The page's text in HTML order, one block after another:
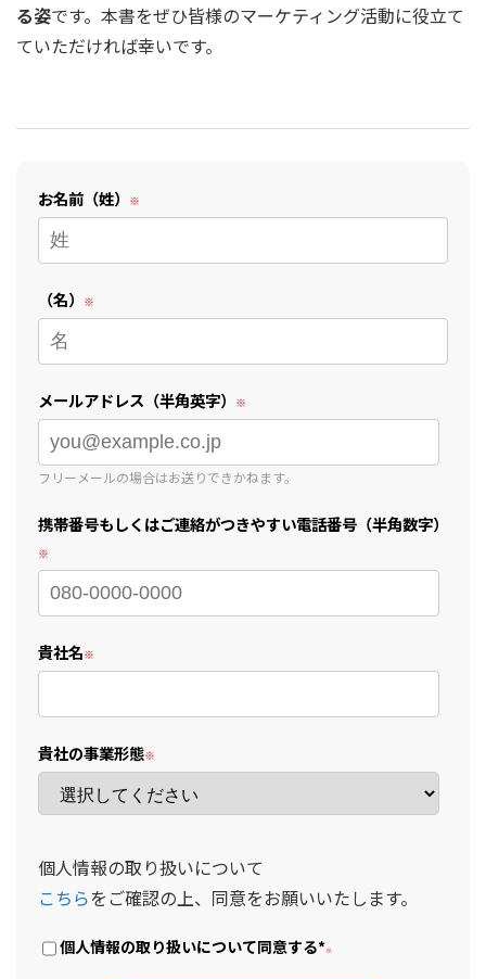
る姿です。本書をぜひ皆様のマーケティング活動に役立て
ていただければ幸いです。
お名前（姓）
（名）
メールアドレス（半角英字）
フリーメールの場合はお送りできかねます。
携帯番号もしくはご連絡がつきやすい電話番号（半角数字）
貴社名
貴社の事業形態
個人情報の取り扱いについて
こちらをご確認の上、同意をお願いいたします。
個人情報の取り扱いについて同意する*